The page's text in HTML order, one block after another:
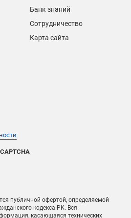
Банк знаний
Сотрудничество
Карта сайта
публичной офертой, определяемой
кодекса РК. Вся
касающаяся технических